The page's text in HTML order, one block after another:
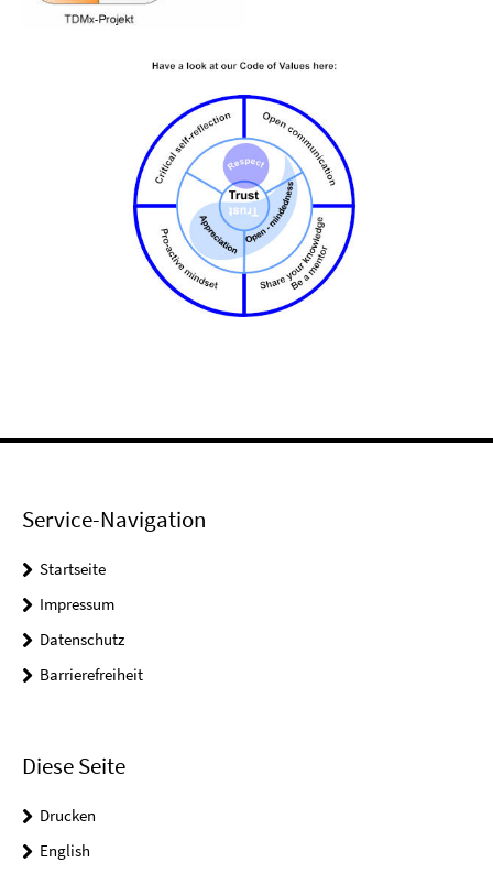
Service-Navigation
Startseite
Impressum
Datenschutz
Barrierefreiheit
Diese Seite
Drucken
English